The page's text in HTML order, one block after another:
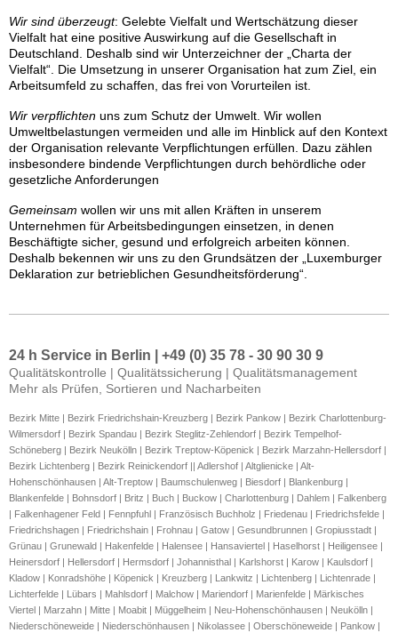
Wir sind überzeugt: Gelebte Vielfalt und Wertschätzung dieser
Vielfalt hat eine positive Auswirkung auf die Gesellschaft in
Deutschland. Deshalb sind wir Unterzeichner der „Charta der
Vielfalt“. Die Umsetzung in unserer Organisation hat zum Ziel, ein
Arbeitsumfeld zu schaffen, das frei von Vorurteilen ist.
Wir verpflichten uns zum Schutz der Umwelt. Wir wollen
Umweltbelastungen vermeiden und alle im Hinblick auf den Kontext
der Organisation relevante Verpflichtungen erfüllen. Dazu zählen
insbesondere bindende Verpflichtungen durch behördliche oder
gesetzliche Anforderungen
Gemeinsam wollen wir uns mit allen Kräften in unserem
Unternehmen für Arbeitsbedingungen einsetzen, in denen
Beschäftigte sicher, gesund und erfolgreich arbeiten können.
Deshalb bekennen wir uns zu den Grundsätzen der „Luxemburger
Deklaration zur betrieblichen Gesundheitsförderung“.
24 h Service in Berlin | +49 (0) 35 78 - 30 90 30 9
Qualitätskontrolle | Qualitätssicherung | Qualitätsmanagement
Mehr als Prüfen, Sortieren und Nacharbeiten
Bezirk Mitte | Bezirk Friedrichshain-Kreuzberg | Bezirk Pankow | Bezirk Charlottenburg-
Wilmersdorf | Bezirk Spandau | Bezirk Steglitz-Zehlendorf | Bezirk Tempelhof-
Schöneberg | Bezirk Neukölln | Bezirk Treptow-Köpenick | Bezirk Marzahn-Hellersdorf |
Bezirk Lichtenberg | Bezirk Reinickendorf || Adlershof | Altglienicke | Alt-
Hohenschönhausen | Alt-Treptow | Baumschulenweg | Biesdorf | Blankenburg |
Blankenfelde | Bohnsdorf | Britz | Buch | Buckow | Charlottenburg | Dahlem | Falkenberg
| Falkenhagener Feld | Fennpfuhl | Französisch Buchholz | Friedenau | Friedrichsfelde |
Friedrichshagen | Friedrichshain | Frohnau | Gatow | Gesundbrunnen | Gropiusstadt |
Grünau | Grunewald | Hakenfelde | Halensee | Hansaviertel | Haselhorst | Heiligensee |
Heinersdorf | Hellersdorf | Hermsdorf | Johannisthal | Karlshorst | Karow | Kaulsdorf |
Kladow | Konradshöhe | Köpenick | Kreuzberg | Lankwitz | Lichtenberg | Lichtenrade |
Lichterfelde | Lübars | Mahlsdorf | Malchow | Mariendorf | Marienfelde | Märkisches
Viertel | Marzahn | Mitte | Moabit | Müggelheim | Neu-Hohenschönhausen | Neukölln |
Niederschöneweide | Niederschönhausen | Nikolassee | Oberschöneweide | Pankow |